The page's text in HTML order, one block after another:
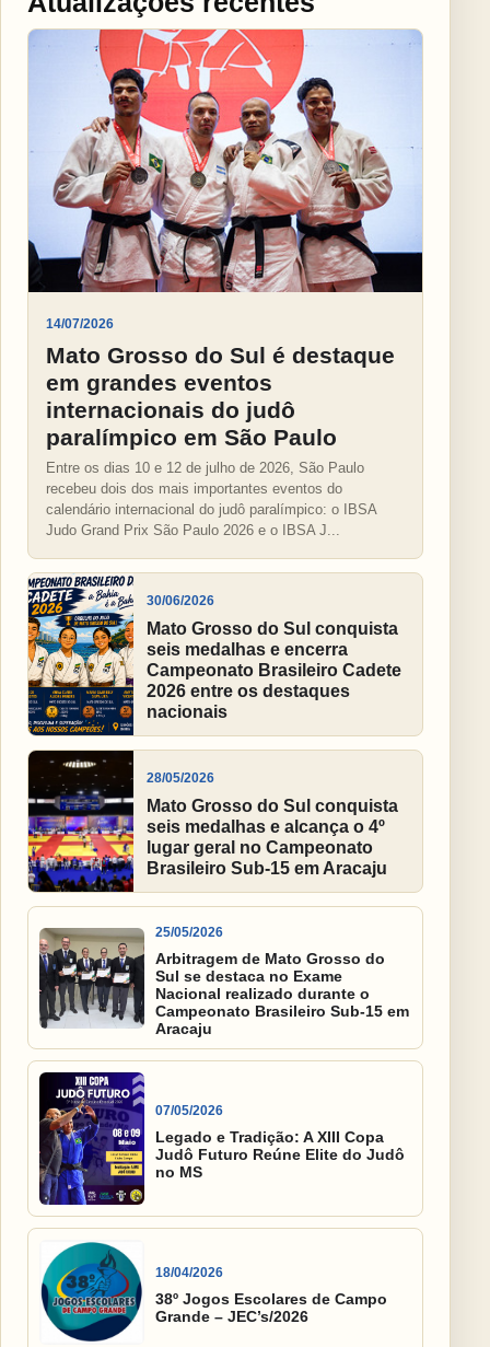
14/07/2026
Mato Grosso do Sul é destaque
em grandes eventos
internacionais do judô
paralímpico em São Paulo
Entre os dias 10 e 12 de julho de 2026, São Paulo
recebeu dois dos mais importantes eventos do
calendário internacional do judô paralímpico: o IBSA
Judo Grand Prix São Paulo 2026 e o IBSA J...
30/06/2026
Mato Grosso do Sul conquista
seis medalhas e encerra
Campeonato Brasileiro Cadete
2026 entre os destaques
nacionais
28/05/2026
Mato Grosso do Sul conquista
seis medalhas e alcança o 4º
lugar geral no Campeonato
Brasileiro Sub-15 em Aracaju
25/05/2026
Arbitragem de Mato Grosso do
Sul se destaca no Exame
Nacional realizado durante o
Campeonato Brasileiro Sub-15 em
Aracaju
07/05/2026
Legado e Tradição: A XIII Copa
Judô Futuro Reúne Elite do Judô
no MS
18/04/2026
38º Jogos Escolares de Campo
Grande – JEC’s/2026